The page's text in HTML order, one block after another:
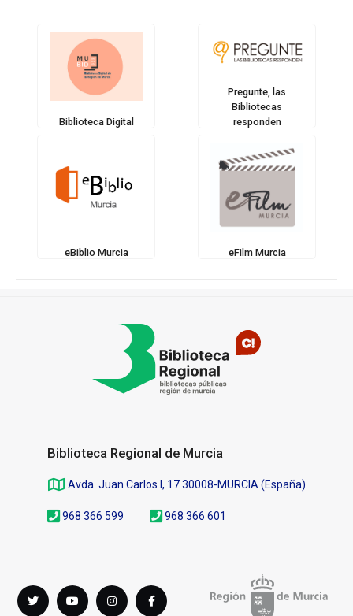
Biblioteca Digital
Pregunte, las
Bibliotecas
responden
eBiblio Murcia eFilm Murcia
Biblioteca Regional de Murcia
Avda. Juan Carlos I, 17 30008-MURCIA (España)
968 366 599 968 366 601
Síguenos
en
Twitter youTube instagramFacebook